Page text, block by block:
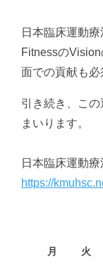
日本臨床運動
Fitnessの
面での貢献も必
引き続き、こ
まいります。
日本臨床運動療
https://
月 火